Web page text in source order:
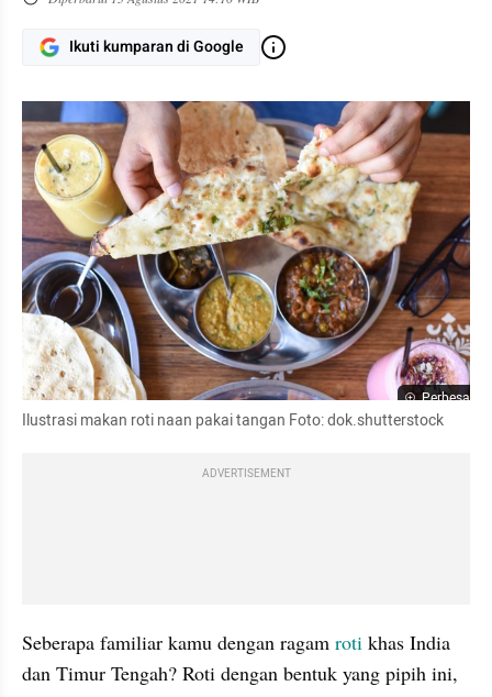
Ikuti kumparan di Google
Perbesar
Ilustrasi makan roti naan pakai tangan Foto: dok.shutterstock
ADVERTISEMENT
Seberapa familiar kamu dengan ragam roti khas India
dan Timur Tengah? Roti dengan bentuk yang pipih ini,